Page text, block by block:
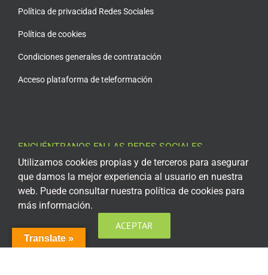
Política de privacidad Redes Sociales
Política de cookies
Condiciones generales de contratación
Acceso plataforma de teleformación
ENCUÉNTRANOS EN LAS REDES SOCIALES
Translate »
Utilizamos cookies propias y de terceros para asegurar
que damos la mejor experiencia al usuario en nuestra
web. Puede consultar nuestra política de cookies para
más información.
ACEPTAR